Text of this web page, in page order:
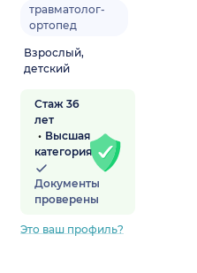
травматолог-
ортопед
Взрослый,
детский
Стаж 36
лет
Высшая
категория
Документы
проверены
Это ваш профиль?